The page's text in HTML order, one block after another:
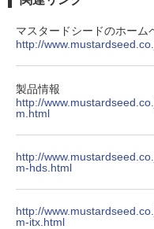
女た
【
軽量
セリ
付き
￥
レス
On
【
版ビ
マスタードシードのホーム
http://
製品情報
http://
m.html
http://
m-hds.html
http://
m-itx.html